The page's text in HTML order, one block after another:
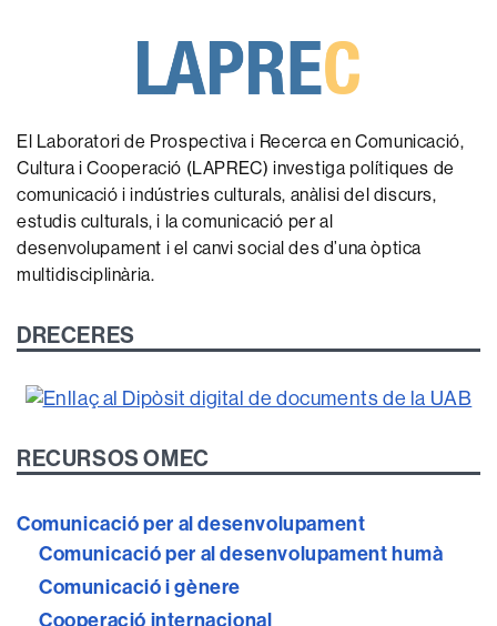
El Laboratori de Prospectiva i Recerca en Comunicació,
Cultura i Cooperació (LAPREC) investiga polítiques de
comunicació i indústries culturals, anàlisi del discurs,
estudis culturals, i la comunicació per al
desenvolupament i el canvi social des d’una òptica
multidisciplinària.
DRECERES
RECURSOS OMEC
Comunicació per al desenvolupament
Comunicació per al desenvolupament humà
Comunicació i gènere
Cooperació internacional